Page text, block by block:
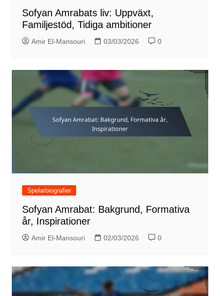
Sofyan Amrabats liv: Uppväxt,
Familjestöd, Tidiga ambitioner
Amir El-Mansouri 03/03/2026 0
Spelarbiografier
Sofyan Amrabat: Bakgrund, Formativa
år, Inspirationer
Amir El-Mansouri 02/03/2026 0